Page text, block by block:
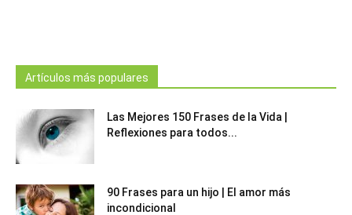
Artículos más populares
Las Mejores 150 Frases de la Vida |
Reflexiones para todos...
90 Frases para un hijo | El amor más
incondicional